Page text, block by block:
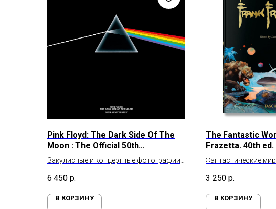
Pink Floyd: The Dark Side Of The
Moon : The Official 50th
Anniversary Book
Закулисные и концертные фотографии
6 450 р.
В КОРЗИНУ
The Fantastic
Frazetta. 40th ed.
Фантастические
3 250 р.
В КОРЗИНУ